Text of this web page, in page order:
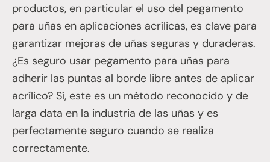
productos, en particular el uso del pegamento
para uñas en aplicaciones acrílicas, es clave para
garantizar mejoras de uñas seguras y duraderas.
¿Es seguro usar pegamento para uñas para
adherir las puntas al borde libre antes de aplicar
acrílico? Sí, este es un método reconocido y de
larga data en la industria de las uñas y es
perfectamente seguro cuando se realiza
correctamente.